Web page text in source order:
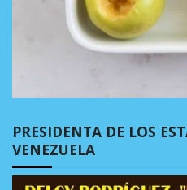
PRESIDENTA DE LOS
VENEZUELA